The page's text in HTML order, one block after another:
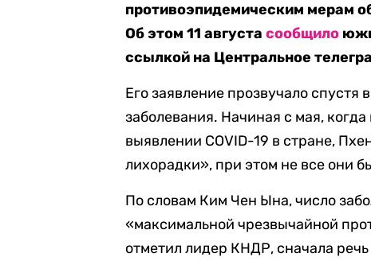
противоэпидемическим мерам
Об этом 11 августасообщило
ссылкой на Центральное
Его заявление прозвучало
заболевания. Начиная с мая,
выявлении COVID-19 в стране,
лихорадки», при этом не все они
По словам Ким Чен Ына,число
«максимальной чрезвычайной
отметил лидер КНДР, сначала